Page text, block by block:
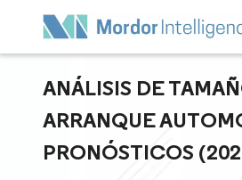
ANÁLISIS DE
ARRANQUE
PRONÓSTICOS